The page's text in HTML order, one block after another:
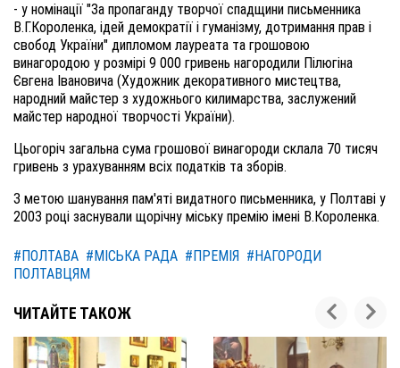
- у номінації "За пропаганду творчої спадщини письменника
В.Г.Короленка, ідей демократії і гуманізму, дотримання прав і
свобод України" дипломом лауреата та грошовою
винагородою у розмірі 9 000 гривень нагородили Пілюгіна
Євгена Івановича (Художник декоративного мистецтва,
народний майстер з художнього килимарства, заслужений
майстер народної творчості України).
Цьогоріч загальна сума грошової винагороди склала 70 тисяч
гривень з урахуванням всіх податків та зборів.
З метою шанування пам'яті видатного письменника, у Полтаві у
2003 році заснували щорічну міську премію імені В.Короленка.
#ПОЛТАВА #МІСЬКА РАДА #ПРЕМІЯ #НАГОРОДИ
ПОЛТАВЦЯМ
ЧИТАЙТЕ ТАКОЖ